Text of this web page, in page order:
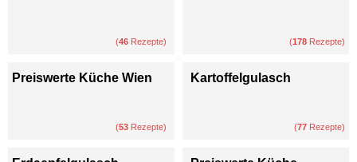
(46 Rezepte) (178 Rezepte)
Preiswerte Küche Wien
(53 Rezepte)
Kartoffelgulasch
(77 Rezepte)